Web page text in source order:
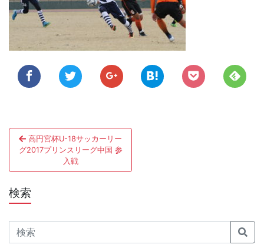
投
稿
ナ
ビ
ゲ
ー
高円宮杯U-18サッカーリー
グ2017プリンスリーグ中国 参
入戦
検索
Search